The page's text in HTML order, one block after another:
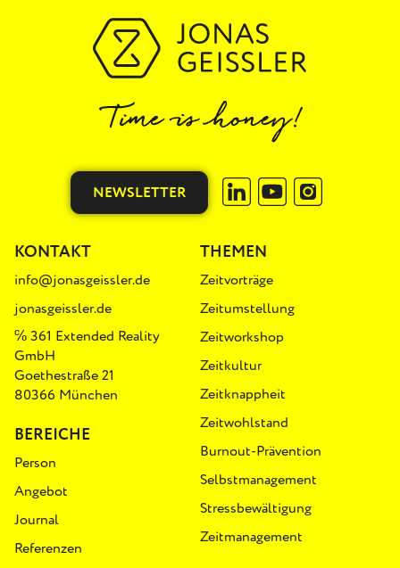
NEWSLETTER
BEREICHE
Person
Angebot
Journal
Referenzen
KONTAKT
info@jonasgeissler.de
jonasgeissler.de
℅ 361 Extended Reality
GmbH
Goethestraße 21
80366 München
THEMEN
Zeitvorträge
Zeitumstellung
Zeitworkshop
Zeitkultur
Zeitknappheit
Zeitwohlstand
Burnout-Prävention
Selbstmanagement
Stressbewältigung
Zeitmanagement